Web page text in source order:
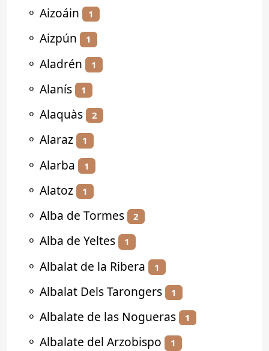
⚬ Aizoáin 1
⚬ Aizpún 1
⚬ Aladrén 1
⚬ Alanís 1
⚬ Alaquàs 2
⚬ Alaraz 1
⚬ Alarba 1
⚬ Alatoz 1
⚬ Alba de Tormes 2
⚬ Alba de Yeltes 1
⚬ Albalat de la Ribera 1
⚬ Albalat Dels Tarongers 1
⚬ Albalate de las Nogueras 1
⚬ Albalate del Arzobispo 1